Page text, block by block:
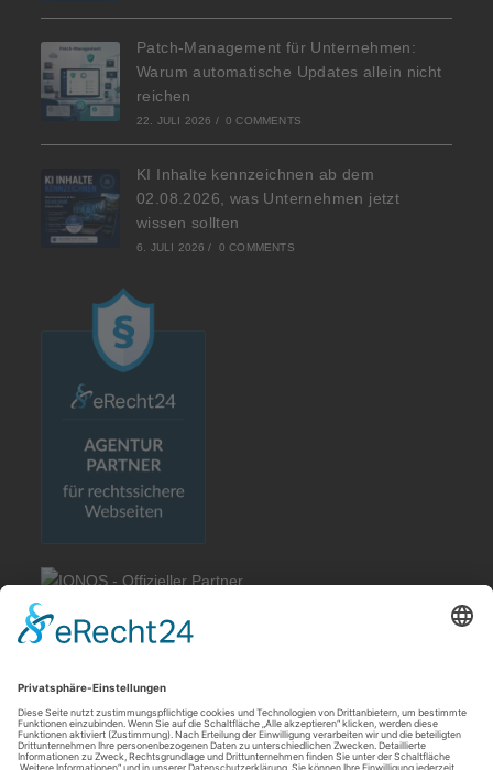
Patch-Management für Unternehmen:
Warum automatische Updates allein nicht
reichen
22. JULI 2026 / 0 COMMENTS
KI Inhalte kennzeichnen ab dem
02.08.2026, was Unternehmen jetzt
wissen sollten
6. JULI 2026 / 0 COMMENTS
Rechtliches
Allgemeine Geschäftsbedingungen
Impressum